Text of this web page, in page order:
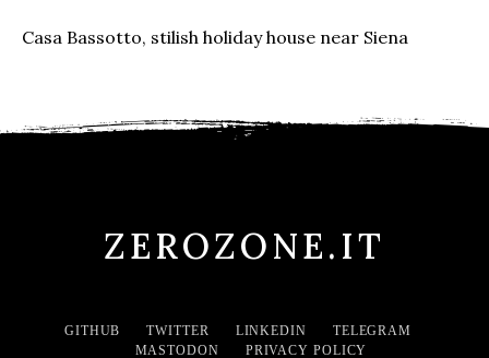
Casa Bassotto, stilish holiday house near Siena
ZEROZONE.IT
GITHUB TWITTER LINKEDIN
TELEGRAM
MASTODON
PRIVACY POLICY